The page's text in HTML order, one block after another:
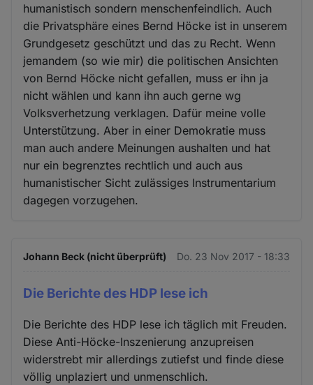
humanistisch sondern menschenfeindlich. Auch
die Privatsphäre eines Bernd Höcke ist in unserem
Grundgesetz geschützt und das zu Recht. Wenn
jemandem (so wie mir) die politischen Ansichten
von Bernd Höcke nicht gefallen, muss er ihn ja
nicht wählen und kann ihn auch gerne wg
Volksverhetzung verklagen. Dafür meine volle
Unterstützung. Aber in einer Demokratie muss
man auch andere Meinungen aushalten und hat
nur ein begrenztes rechtlich und auch aus
humanistischer Sicht zulässiges Instrumentarium
dagegen vorzugehen.
Johann Beck (nicht überprüft) Do. 23 Nov 2017 - 18:33
Die Berichte des HDP lese ich
Die Berichte des HDP lese ich täglich mit Freuden.
Diese Anti-Höcke-Inszenierung anzupreisen
widerstrebt mir allerdings zutiefst und finde diese
völlig unplaziert und unmenschlich.